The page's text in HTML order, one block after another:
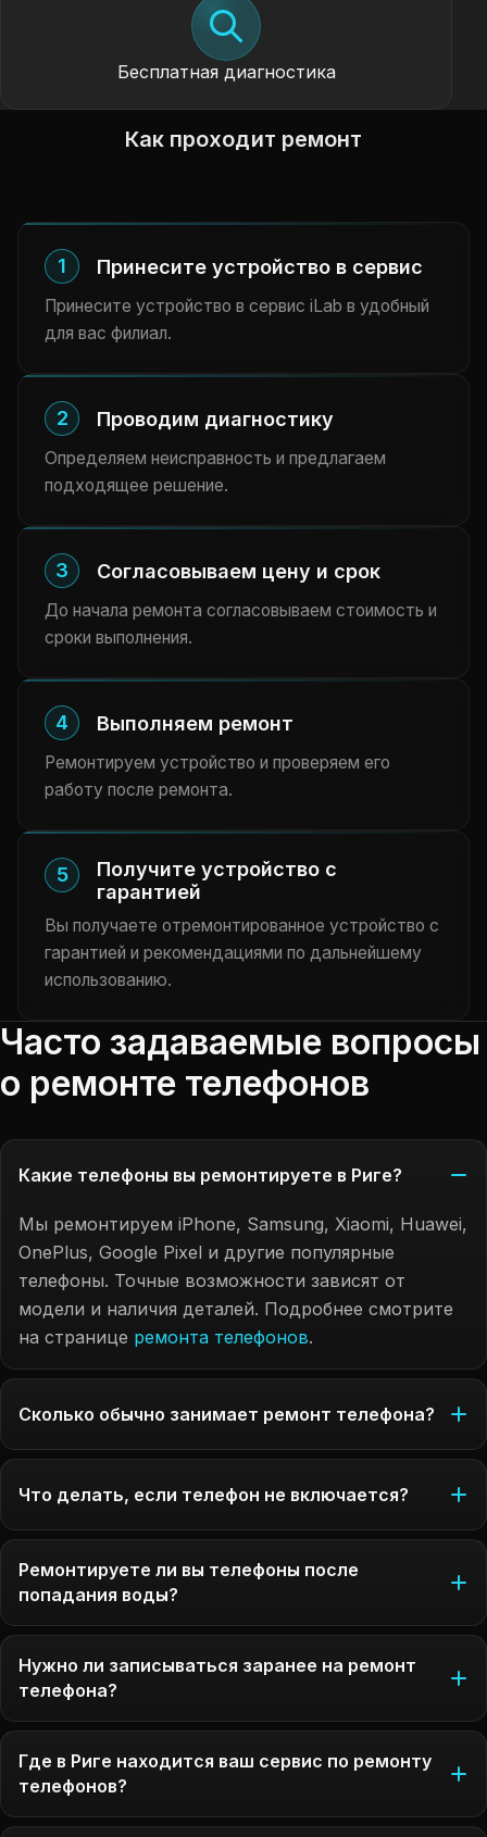
Бесплатная диагностика
Как проходит ремонт
1 Принесите устройство в сервис
Принесите устройство в сервис iLab в удобный
для вас филиал.
2 Проводим диагностику
Определяем неисправность и предлагаем
подходящее решение.
3 Согласовываем цену и срок
До начала ремонта согласовываем стоимость и
сроки выполнения.
4 Выполняем ремонт
Ремонтируем устройство и проверяем его
работу после ремонта.
5
Получите устройство с
гарантией
Вы получаете отремонтированное устройство с
гарантией и рекомендациями по дальнейшему
использованию.
Часто задаваемые вопросы
о ремонте телефонов
Какие телефоны вы ремонтируете в Риге?
Мы ремонтируем iPhone, Samsung, Xiaomi, Huawei,
OnePlus, Google Pixel и другие популярные
телефоны. Точные возможности зависят от
модели и наличия деталей. Подробнее смотрите
на странице ремонта телефонов.
Сколько обычно занимает ремонт телефона?
Что делать, если телефон не включается?
Ремонтируете ли вы телефоны после
попадания воды?
Нужно ли записываться заранее на ремонт
телефона?
Где в Риге находится ваш сервис по ремонту
телефонов?